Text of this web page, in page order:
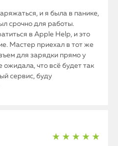
и я была в панике,
срочно для работы.
в Apple Help, и это
Мастер приехал в тот же
для зарядки прямо у
ожидала, что всё будет так
сервис, буду
★ ★ ★ ★ ★